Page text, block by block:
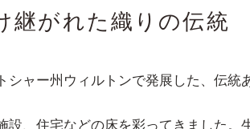
継がれた織りの伝統
ャー州ウィルトンで発展した、伝統
、住宅などの床を彩ってきました。